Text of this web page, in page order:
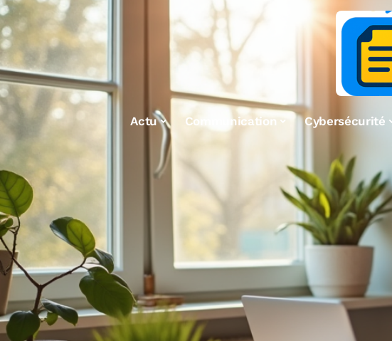
Actu Communication Cybersécurité